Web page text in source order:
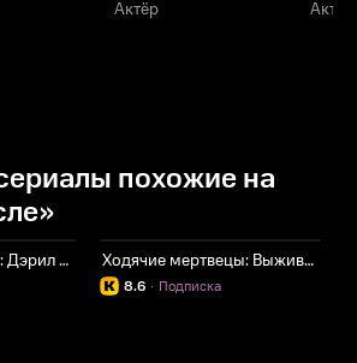
Актёр Актёр
похожие на
Ходячие мертвецы: Дэрил Диксон Ходячие мертвецы: Выжившие
8.6 Подписка
·